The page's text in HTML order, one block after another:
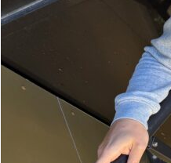
Nyheter
Aktuelle prosjekter